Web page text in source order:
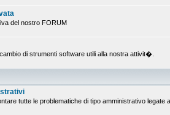
del nostro FORUM
di strumenti software utili alla nostra attivit�.
tutte le problematiche di tipo amministrativo